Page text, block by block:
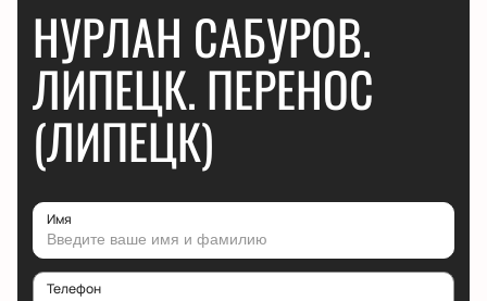
НУРЛАН САБУРОВ.
ЛИПЕЦК. ПЕРЕНОС
(ЛИПЕЦК)
Имя
Телефон